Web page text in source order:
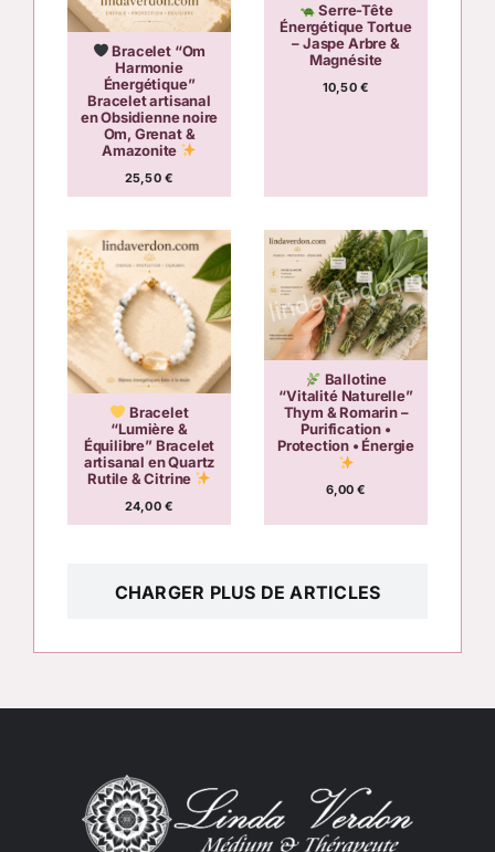
Bracelet “Om
Harmonie
Énergétique”
Bracelet artisanal
en Obsidienne noire
Om, Grenat &
Amazonite
25,50 €
Serre-Tête
Énergétique Tortue
– Jaspe Arbre &
Magnésite
10,50 €
Bracelet
“Lumière &
Équilibre” Bracelet
artisanal en Quartz
Rutile & Citrine
24,00 €
Ballotine
“Vitalité Naturelle”
Thym & Romarin –
Purification •
Protection • Énergie
6,00€
CHARGER PLUS DE ARTICLES